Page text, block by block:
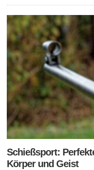
Schießsport:
Körper und Geist